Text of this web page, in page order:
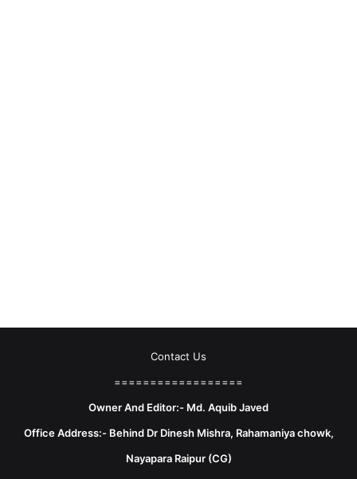
Contact Us
==================
Owner And Editor:- Md. Aquib Javed
Office Address:- Behind Dr Dinesh Mishra, Rahamaniya chowk,
Nayapara Raipur (CG)